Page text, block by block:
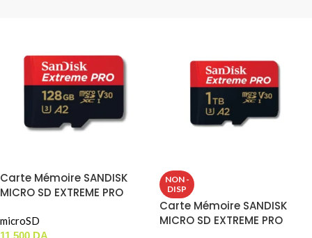
Carte Mémoire SANDISK
MICRO SD EXTREME PRO
microSD
11.500 DA
NON -
DISP
Carte Mémoire SANDISK
MICRO SD EXTREME PRO